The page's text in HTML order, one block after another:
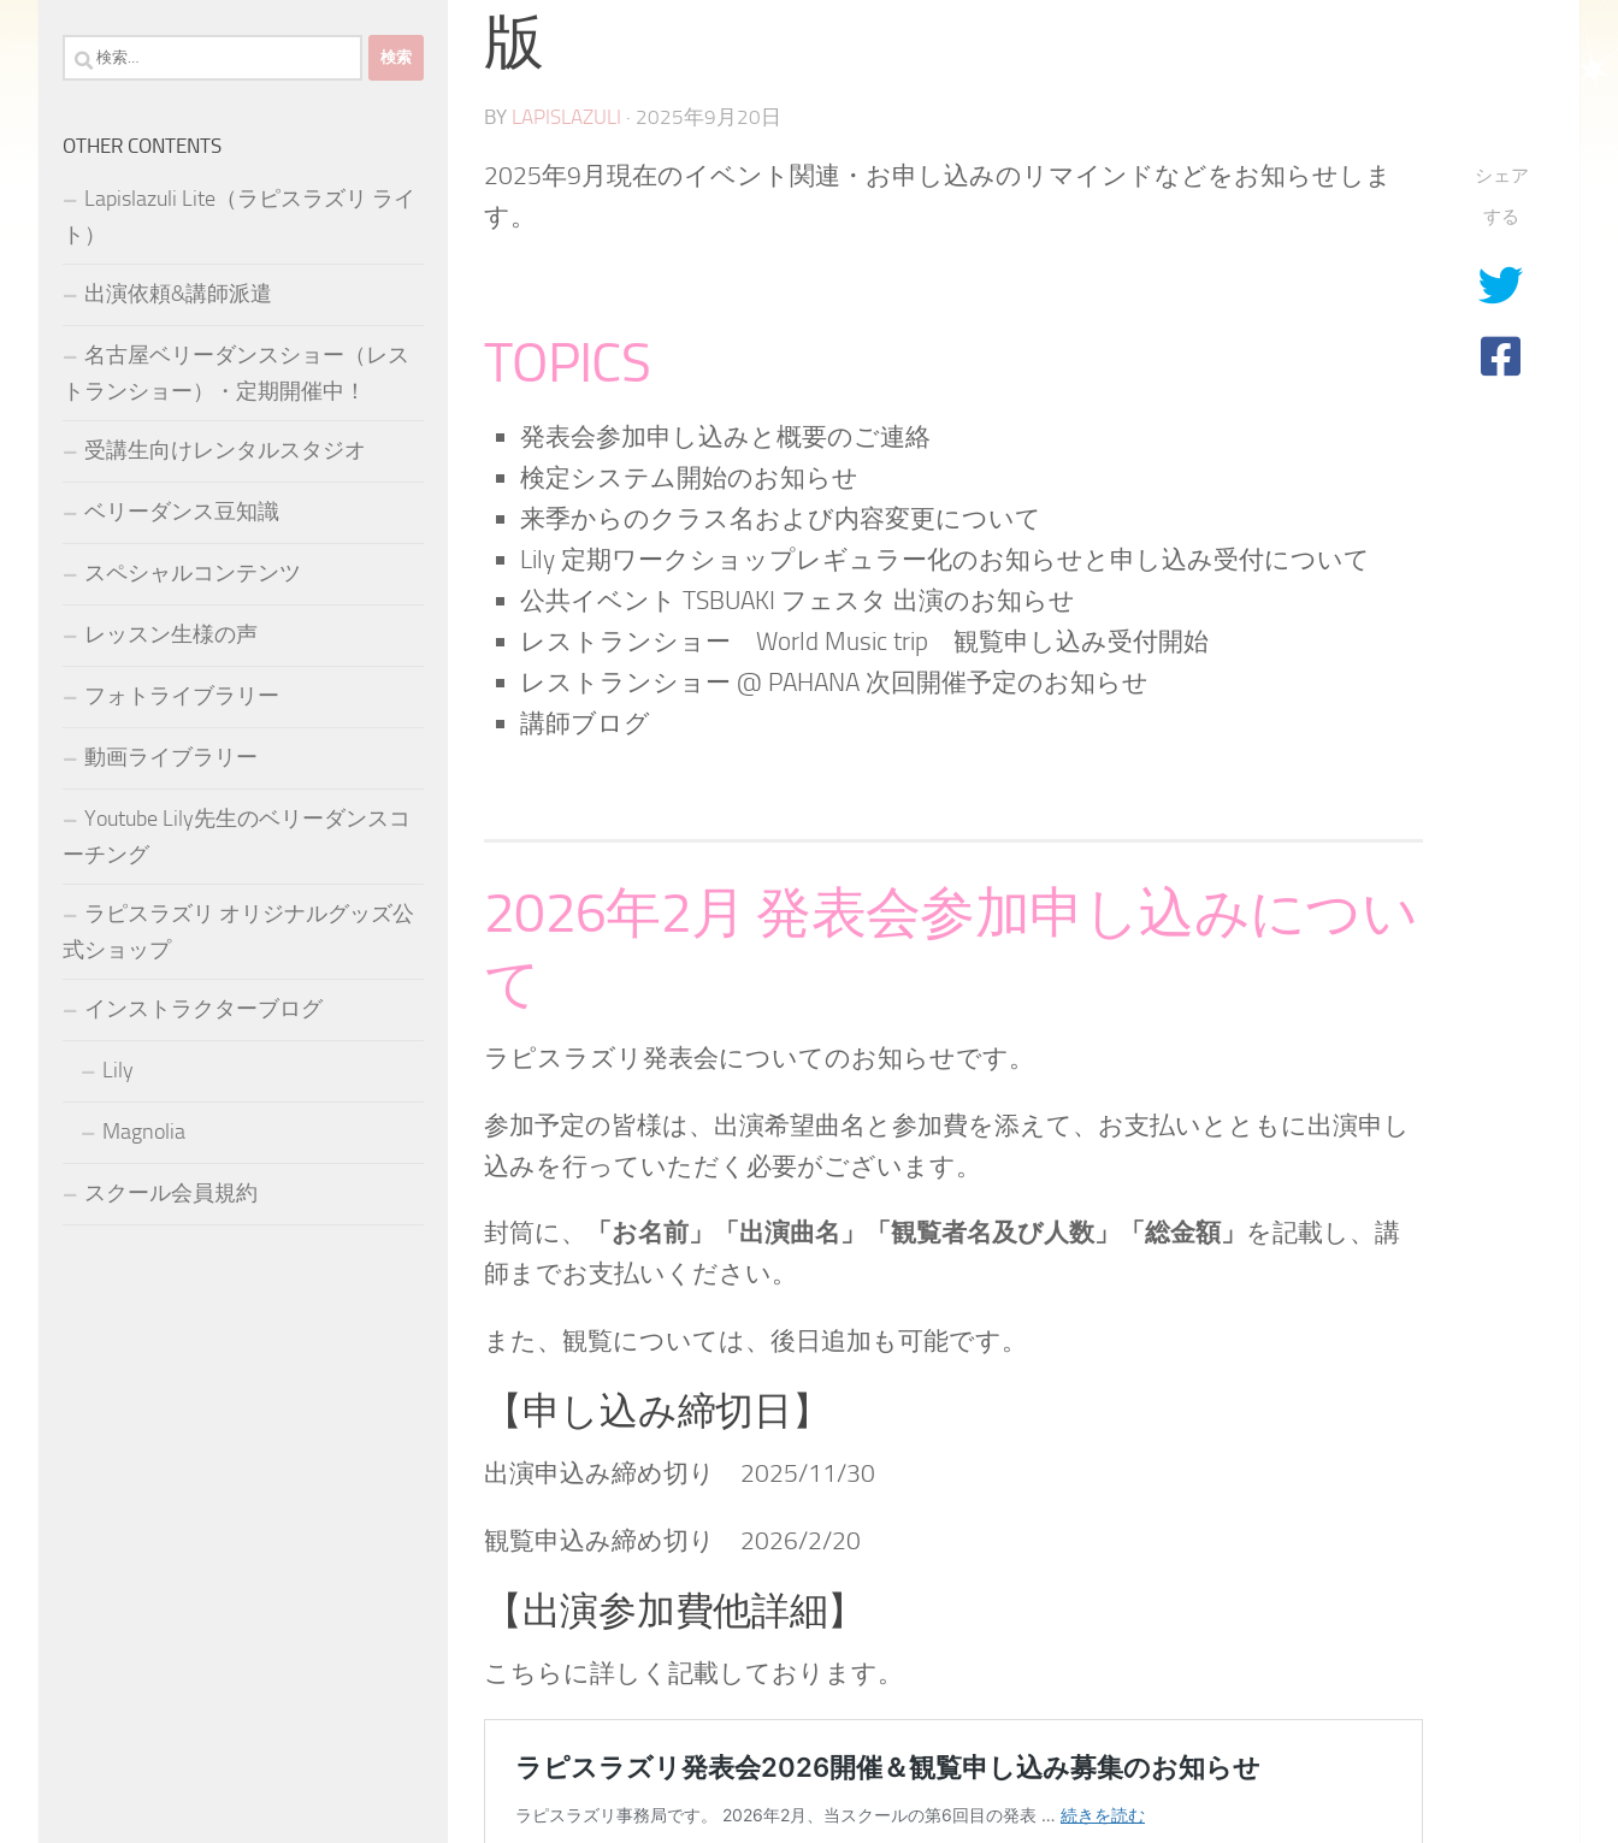
版
BY LAPISLAZULI · 2025年9月20日
2025年9月現在のイベント関連・お申し込みのリマインドなどをお知らせしま
す。
TOPICS
発表会参加申し込みと概要のご連絡
検定システム開始のお知らせ
来季からのクラス名および内容変更について
Lily 定期ワークショップレギュラー化のお知らせと申し込み受付について
公共イベント TSBUAKI フェスタ 出演のお知らせ
レストランショー World Music trip 観覧申し込み受付開始
レストランショー @ PAHANA 次回開催予定のお知らせ
講師ブログ
2026年2月 発表会参加申し込みについ
て
ラピスラズリ発表会についてのお知らせです。
参加予定の皆様は、出演希望曲名と参加費を添えて、お支払いとともに出演申し
込みを行っていただく必要がございます。
封筒に、 「お名前」「出演曲名」「観覧者名及び人数」「総金額」 を記載し、講
師までお支払いください。
また、観覧については、後日追加も可能です。
【申し込み締切日】
出演申込み締め切り 2025/11/30
観覧申込み締め切り 2026/2/20
【出演参加費他詳細】
こちらに詳しく記載しております。
シェア
する
検
索:
OTHER CONTENTS
Lapislazuli Lite（ラピスラズリ ライ
ト）
出演依頼&講師派遣
名古屋ベリーダンスショー（レス
トランショー）・定期開催中！
受講生向けレンタルスタジオ
ベリーダンス豆知識
スペシャルコンテンツ
レッスン生様の声
フォトライブラリー
動画ライブラリー
Youtube Lily先生のベリーダンスコ
ーチング
ラピスラズリ オリジナルグッズ公
式ショップ
インストラクターブログ
Lily
Magnolia
スクール会員規約